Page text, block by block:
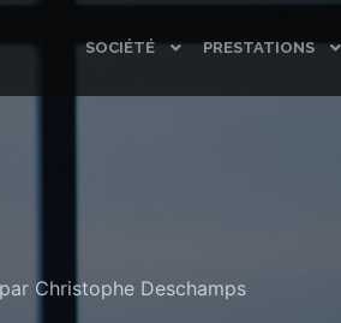
SOCIÉTÉ PRESTATIONS
par Christophe Deschamps